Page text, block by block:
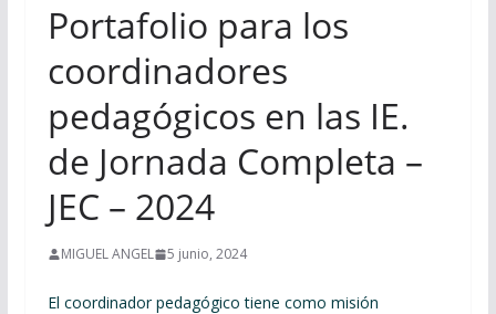
Portafolio para los
coordinadores
pedagógicos en las IE.
de Jornada Completa –
JEC – 2024
MIGUEL ANGEL 5 junio, 2024
El coordinador pedagógico tiene como misión